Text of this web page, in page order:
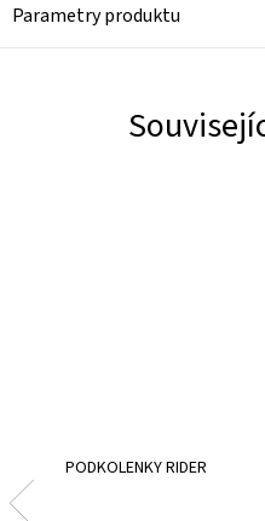
Parametry produktu
PODKOLENKY RIDER